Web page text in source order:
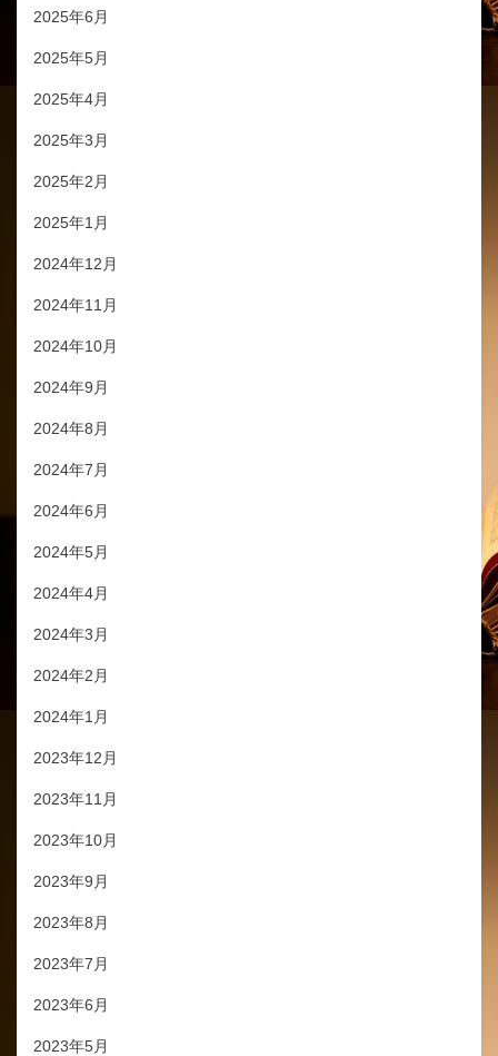
2025年6月
2025年5月
2025年4月
2025年3月
2025年2月
2025年1月
2024年12月
2024年11月
2024年10月
2024年9月
2024年8月
2024年7月
2024年6月
2024年5月
2024年4月
2024年3月
2024年2月
2024年1月
2023年12月
2023年11月
2023年10月
2023年9月
2023年8月
2023年7月
2023年6月
2023年5月